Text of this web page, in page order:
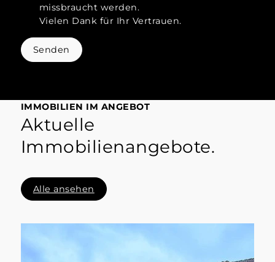
missbraucht werden.
Vielen Dank für Ihr Vertrauen.
Senden
IMMOBILIEN IM ANGEBOT
Aktuelle
Immobilienangebote.
Alle ansehen